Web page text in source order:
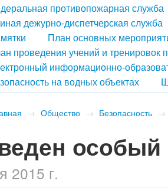
противопожарная служба
дежурно-диспетчерская служба
План основных
проведения учений и тренировок
информационно-
на водных объектах
→ Общество → Безопасность →
2015 г.